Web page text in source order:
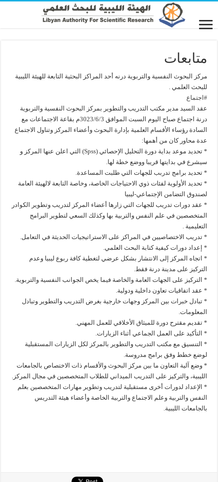
متابعات
مركز البحوث النفسية والتربوية درنه أحد المراكز البحثية التابعة للهيئة الليبية
للبحث العلمي .
#اجتماع
عقد السيد مدير مكتب التدريب والتطوير بمركز البحوث النفسية والتربوية
درنة اجتماع صباح اليوم السبت الموافق 3023/6/3م بقاعة الاجتماعات مع
السادة رؤساء الأقسام العلمية بإدارة البحوث وأعضاء المركز وتناول الاجتماع
عدة محاور كان من أهمها:
* تحديد موعد بداية دورة التحليل الإحصائي (Spss) التي اعلن عنها المركز و
سيشرع في بدايتها قريبا ووضع خطة لها.
* تحديد برامج تدربب للجهات التي طلبت المساعدة.
* تحديد الأولوية لفئات ذوي الاحتياجات الخاصة، وخاصة التابعة لالهيئة العامة
لصندوق التضامن الإجتماعي-ليبيا
* عقد دورات تدريب للجهات التي زارها أعضاء المركز لتدريب وتطوير الكوادر
المتخصصين في علم النفس والتربية بها وكذلك السعي لتطوير البرامج
التعليمية .
* تدريب الاختصاصيين في المراكز على الاستراتيجيات الحديثة في التعامل.
* إعداد دورات كيفية كتابة البحث العلمي.
* اتجاه المركز إلى الانتشار بشكل عرضي لتغطية كافة ربوع ليبيا وعدم
التركيز على مدينة درنة فقط.
* التركيز على الجهات العامة والخاصة فيما يخص الجوانب النفسية والتربوية.
* عقد اتفاقيات تعاون داخلية ودولية.
* تبادل خبرات بين المركز وجهات خارجية بغرض التدريب والتطوير وتبادل
المعلومات.
* تقديم مقترح دورة للميثاق الأخلاقي للعمل المهني.
* التأكيد على العمل الجماعي أثناء الزيارات.
* التنسيق مع مكتب التدريب والتطوير بالمركز لكل الزيارات المستقبلية
لوضع خطط وفق برامج مدروسة.
* وضع آلية التعاون ما بين مركز البحوث والأقسام ذات الاختصاص بالجامعات
الليبية، والتركيز على التدريب الميداني للطلاب المتخصصين في مجال المركز.
* الإعداد لدورات أخرى مستقبلية لتدريب وتطوير مهارات المتخصصين بعلم
النفس والتربية وعلم الاجتماع والتربية الخاصة وأعضاء هيئة التدريس
بالجامعات الليبية.